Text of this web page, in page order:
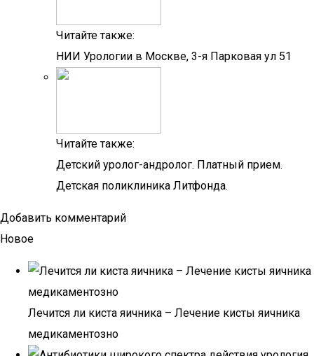
Читайте также:
НИИ Урологии в Москве, 3-я Парковая ул 51
Читайте также:
Детский уролог-андролог. Платный прием.
Детская поликлиника Литфонда.
Добавить комментарий
Новое
Лечится ли киста яичника – Лечение кисты яичника
медикаментозно